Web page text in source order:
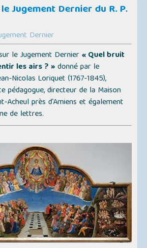
Jugement Dernier du R. P.
Dernier
le Jugement Dernier « Quel bruit
les airs ? »donné par le
Nicolas Loriquet (1767-1845),
pédagogue, directeur de la Maison
Acheul près d'Amiens et également
de lettres.